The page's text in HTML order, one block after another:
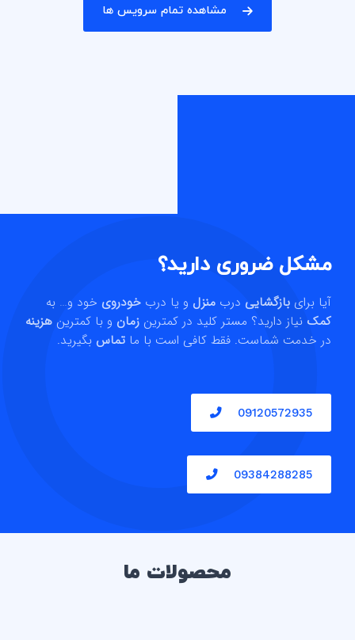
مشاهده تمام سرویس ها
مشکل ضروری دارید؟
آیا برای بازگشایی درب منزل و یا درب خودروی خود و… به
کمک نیاز دارید؟ مستر کلید در کمترین زمان و با کمترین هزینه
در خدمت شماست. فقط کافی است با ما تماس بگیرید.
09120572935
09384288285
محصولات ما